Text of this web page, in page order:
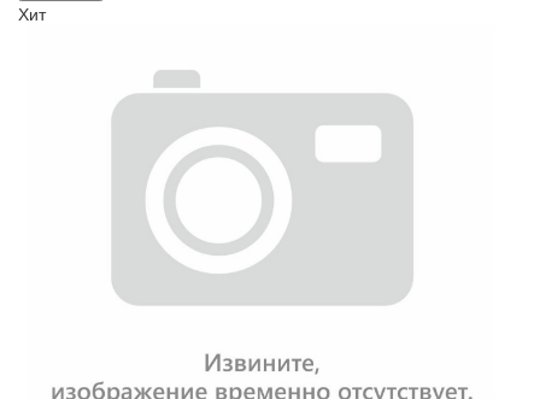
Хит